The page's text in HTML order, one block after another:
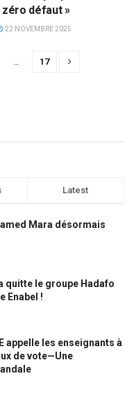
zéro défaut »
22 NOVEMBRE 2025
17
Latest
Mara désormais
quitte le groupe Hadafo
Enabel !
appelle les enseignants à
de vote—Une